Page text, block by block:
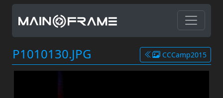
P1010130.JPG CCCamp2015